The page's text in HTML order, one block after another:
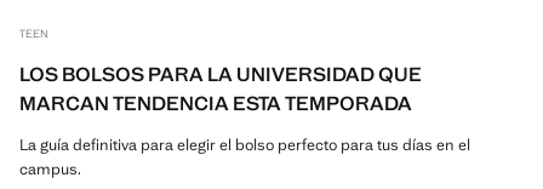
TEEN
LOS BOLSOS PARA LA UNIVERSIDAD QUE
MARCAN TENDENCIA ESTA TEMPORADA
La guía definitiva para elegir el bolso perfecto para tus días en el
campus.